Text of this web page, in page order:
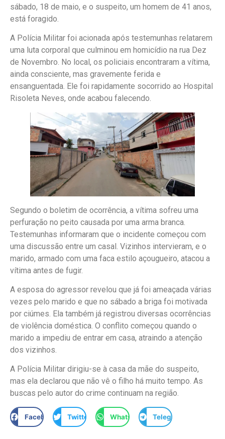
sábado, 18 de maio, e o suspeito, um homem de 41 anos,
está foragido.
A Polícia Militar foi acionada após testemunhas relatarem
uma luta corporal que culminou em homicídio na rua Dez
de Novembro. No local, os policiais encontraram a vítima,
ainda consciente, mas gravemente ferida e
ensanguentada. Ele foi rapidamente socorrido ao Hospital
Risoleta Neves, onde acabou falecendo.
Segundo o boletim de ocorrência, a vítima sofreu uma
perfuração no peito causada por uma arma branca.
Testemunhas informaram que o incidente começou com
uma discussão entre um casal. Vizinhos intervieram, e o
marido, armado com uma faca estilo açougueiro, atacou a
vítima antes de fugir.
A esposa do agressor revelou que já foi ameaçada várias
vezes pelo marido e que no sábado a briga foi motivada
por ciúmes. Ela também já registrou diversas ocorrências
de violência doméstica. O conflito começou quando o
marido a impediu de entrar em casa, atraindo a atenção
dos vizinhos.
A Polícia Militar dirigiu-se à casa da mãe do suspeito,
mas ela declarou que não vê o filho há muito tempo. As
buscas pelo autor do crime continuam na região.
Facebook Twitter WhatsApp Telegram